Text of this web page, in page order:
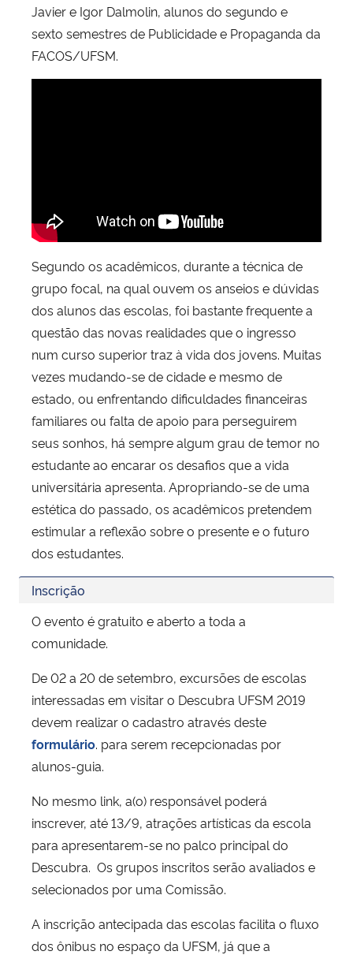
Javier e Igor Dalmolin, alunos do segundo e
sexto semestres de Publicidade e Propaganda da
FACOS/UFSM.
Segundo os acadêmicos, durante a técnica de
grupo focal, na qual ouvem os anseios e dúvidas
dos alunos das escolas, foi bastante frequente a
questão das novas realidades que o ingresso
num curso superior traz à vida dos jovens. Muitas
vezes mudando-se de cidade e mesmo de
estado, ou enfrentando dificuldades financeiras
familiares ou falta de apoio para perseguirem
seus sonhos, há sempre algum grau de temor no
estudante ao encarar os desafios que a vida
universitária apresenta. Apropriando-se de uma
estética do passado, os acadêmicos pretendem
estimular a reflexão sobre o presente e o futuro
dos estudantes.
Inscrição
O evento é gratuito e aberto a toda a
comunidade.
De 02 a 20 de setembro, excursões de escolas
interessadas em visitar o Descubra UFSM 2019
devem realizar o cadastro através deste
formulário. para serem recepcionadas por
alunos-guia.
No mesmo link, a(o) responsável poderá
inscrever, até 13/9, atrações artísticas da escola
para apresentarem-se no palco principal do
Descubra. Os grupos inscritos serão avaliados e
selecionados por uma Comissão.
A inscrição antecipada das escolas facilita o fluxo
dos ônibus no espaço da UFSM, já que a